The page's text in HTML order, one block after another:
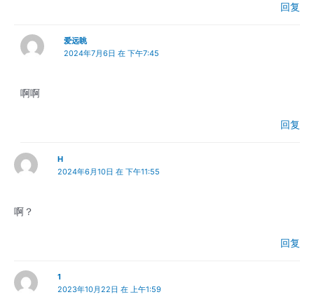
回复
爱远眺
2024年7月6日 在 下午7:45
啊啊
回复
H
2024年6月10日 在 下午11:55
啊？
回复
1
2023年10月22日 在 上午1:59